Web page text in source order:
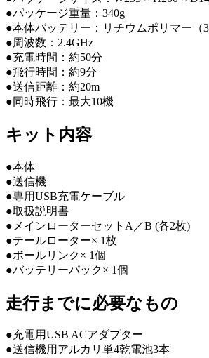
●パッケージ重量：340g
●本体バッテリー：リチウムポリマー（
●周波数：2.4GHz
●充電時間：約50分
●飛行時間：約9分
●送信距離：約20m
●同時飛行：最大10機
キット内容
●本体
●送信機
●専用USB充電ケーブル
●取扱説明書
●メインローターセットA／B (各2枚)
●テールローター× 1枚
●ボールリンク× 1個
●バッテリーパック× 1個
走行までに必要なもの
●充電用USB ACアダプター
●送信機用アルカリ単4乾電池3本